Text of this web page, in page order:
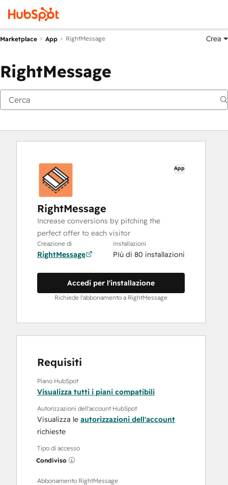
Marketplace App RightMessage Crea
RightMessage
App
RightMessage
Increase conversions by pitching the
perfect offer to each visitor
Creazione di
RightMessage
Installazioni
PIù di 80 installazioni
Accedi per l'installazione
Richiede l'abbonamento a RightMessage
Requisiti
Piano HubSpot
Visualizza tutti i piani compatibili
Autorizzazioni dell'account HubSpot
Visualizza le autorizzazioni dell'account
richieste
Tipo di accesso
Condiviso
Abbonamento RightMessage